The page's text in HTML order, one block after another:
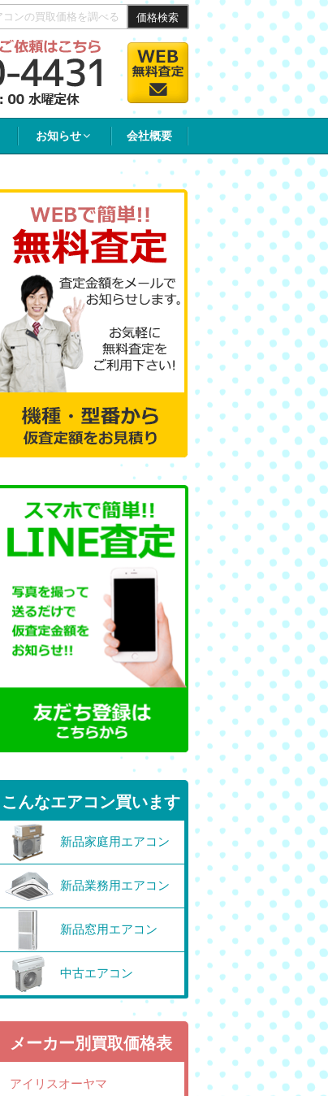
価格検索
お知らせ 会社概要
こんなエアコン買います
新品家庭用エアコン
新品業務用エアコン
新品窓用エアコン
中古エアコン
メーカー別買取価格表
アイリスオーヤマ